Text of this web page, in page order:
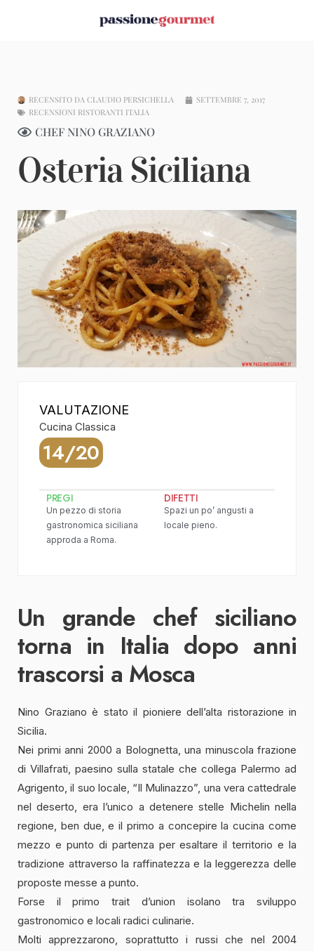
RECENSITO DA CLAUDIO PERSICHELLA
SETTEMBRE 7, 2017
RECENSIONI RISTORANTI ITALIA
CHEF NINO GRAZIANO
Osteria Siciliana
VALUTAZIONE
Cucina Classica
14/20
PREGI
Un pezzo di storia
gastronomica siciliana
approda a Roma.
DIFETTI
Spazi un po’ angusti a
locale pieno.
Un grande chef siciliano
torna in Italia dopo anni
trascorsi a Mosca
Nino Graziano è stato il pioniere dell’alta ristorazione in
Sicilia.
Nei primi anni 2000 a Bolognetta, una minuscola frazione
di Villafrati, paesino sulla statale che collega Palermo ad
Agrigento, il suo locale, “Il Mulinazzo”, una vera cattedrale
nel deserto, era l’unico a detenere stelle Michelin nella
regione, ben due, e il primo a concepire la cucina come
mezzo e punto di partenza per esaltare il territorio e la
tradizione attraverso la raffinatezza e la leggerezza delle
proposte messe a punto.
Forse il primo trait d’union isolano tra sviluppo
gastronomico e locali radici culinarie.
Molti apprezzarono, soprattutto i russi che nel 2004